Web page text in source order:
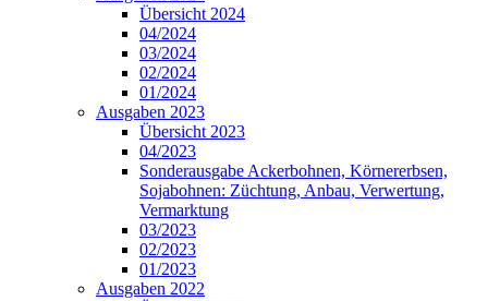
Übersicht 2024
04/2024
03/2024
02/2024
01/2024
Ausgaben 2023
Übersicht 2023
04/2023
Sonderausgabe Ackerbohnen, Körnererbsen,
Sojabohnen: Züchtung, Anbau, Verwertung,
Vermarktung
03/2023
02/2023
01/2023
Ausgaben 2022